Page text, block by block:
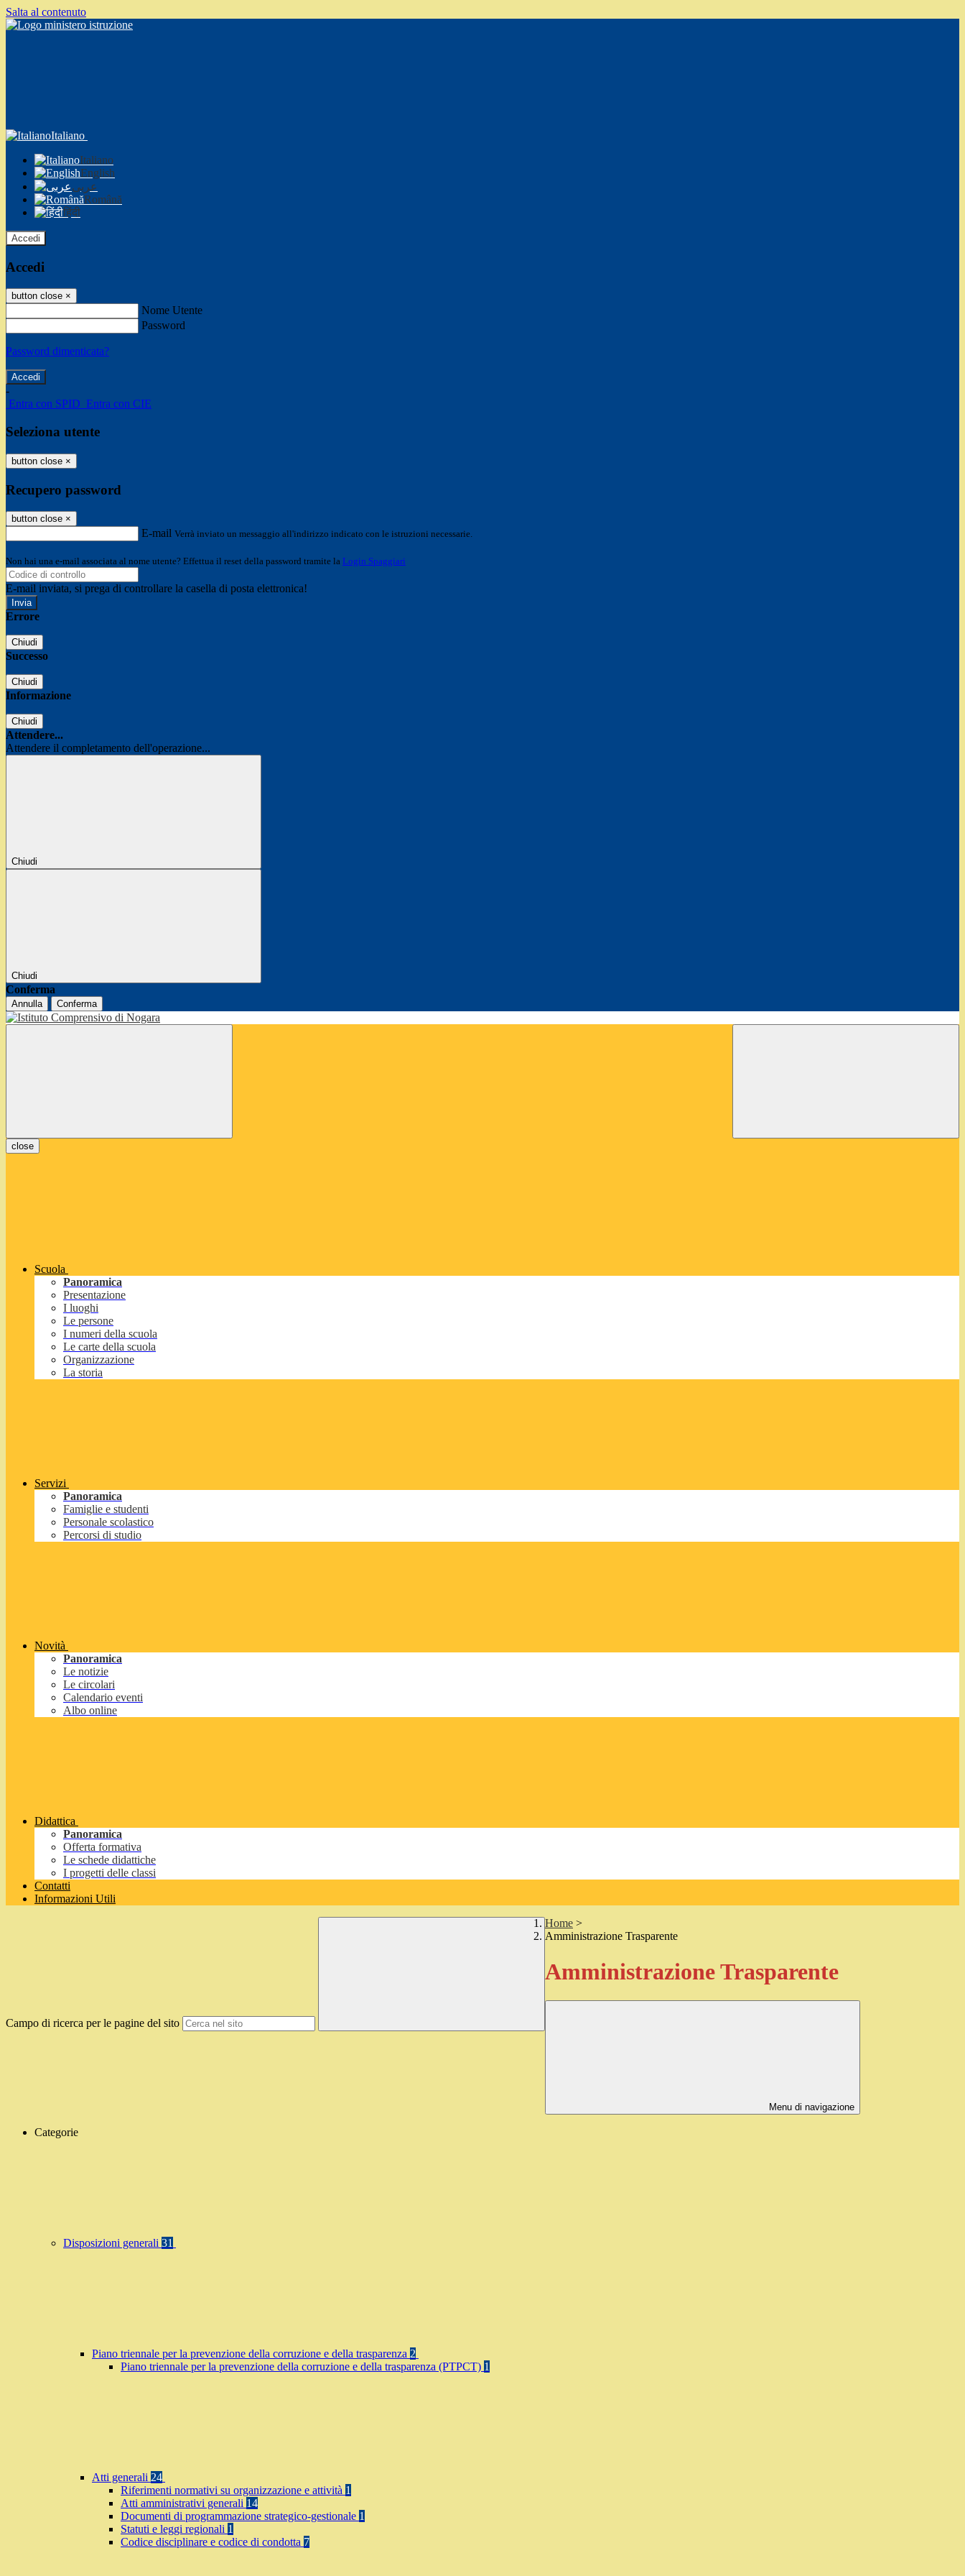
Salta al contenuto
Italiano
Italiano
English
عربى
Română
हिंदी
Accedi
Accedi
button close ×
Nome Utente
Password
Password dimenticata?
-
Entra con SPID Entra con CIE
Seleziona utente
button close ×
Recupero password
button close ×
E-mail Verrà inviato un messaggio all'indirizzo indicato con le istruzioni necessarie.
Non hai una e-mail associata al nome utente? Effettua il reset della password tramite la Login Spaggiari
E-mail inviata, si prega di controllare la casella di posta elettronica!
Errore
Chiudi
Successo
Chiudi
Informazione
Chiudi
Attendere...
Attendere il completamento dell'operazione...
Chiudi
Chiudi
Conferma
Annulla Conferma
close
Scuola
Panoramica
Presentazione
I luoghi
Le persone
I numeri della scuola
Le carte della scuola
Organizzazione
La storia
Servizi
Panoramica
Famiglie e studenti
Personale scolastico
Percorsi di studio
Novità
Panoramica
Le notizie
Le circolari
Calendario eventi
Albo online
Didattica
Panoramica
Offerta formativa
Le schede didattiche
I progetti delle classi
Contatti
Informazioni Utili
Campo di ricerca per le pagine del sito
Home >
Amministrazione Trasparente
Amministrazione Trasparente
Menu di navigazione
Categorie
Disposizioni generali 31
Piano triennale per la prevenzione della corruzione e della trasparenza 2
Piano triennale per la prevenzione della corruzione e della trasparenza (PTPCT) 1
Atti generali 24
Riferimenti normativi su organizzazione e attività 1
Atti amministrativi generali 14
Documenti di programmazione strategico-gestionale 1
Statuti e leggi regionali 1
Codice disciplinare e codice di condotta 7